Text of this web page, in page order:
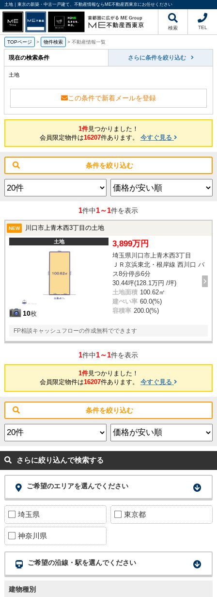
土地｜東京の新築・中古一戸建て、不動産情報ならME不動産西東京にお任せください
検索 TEL
TOPページ > 物件検索 > 不動産情報一覧
現在の検索条件 さらに条件を絞り込む
土地
この条件で新着メールを登録
1件見つかりました！
会員限定物件は16207件あります。 今すぐ見る
条件を絞り込む
1件中1～1件を表示
NEW 川口市上青木西3丁目の土地
土地
10枚
3,899万円
埼玉県川口市上青木西3丁目
ＪＲ京浜東北・根岸線 西川口 バ
ス8分停歩6分
30.44坪(128.1万円 /坪)
土地面積 100.62㎡
建ぺい率 60.0(%)
容積率 200.0(%)
FP相談キャッシュフローの作成無料でできます
1件中1～1件を表示
1件見つかりました！
会員限定物件は16207件あります。 今すぐ見る
条件を絞り込む
さらに絞り込んで検索する
ご希望のエリアを選んでください
埼玉県 東京都
神奈川県
ご希望の沿線・駅を選んでください
建物種別